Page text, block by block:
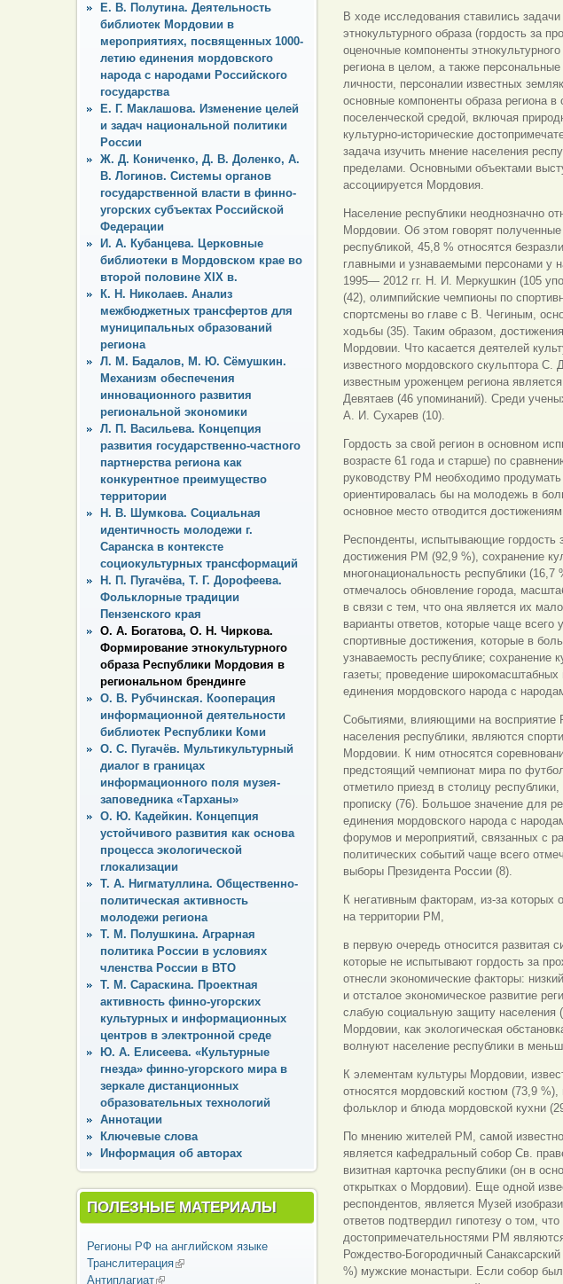
Е. В. Полутина. Деятельность
библиотек Мордовии в
мероприятиях, посвященных 1000-
летию единения мордовского
народа с народами Российского
государства
Е. Г. Маклашова. Изменение целей
и задач национальной политики
России
Ж. Д. Кониченко, Д. В. Доленко, А.
В. Логинов. Системы органов
государственной власти в финно-
угорских субъектах Российской
Федерации
И. А. Кубанцева. Церковные
библиотеки в Мордовском крае во
второй половине XIX в.
К. Н. Николаев. Анализ
межбюджетных трансфертов для
муниципальных образований
региона
Л. М. Бадалов, М. Ю. Сёмушкин.
Механизм обеспечения
инновационного развития
региональной экономики
Л. П. Васильева. Концепция
развития государственно-частного
партнерства региона как
конкурентное преимущество
территории
Н. В. Шумкова. Социальная
идентичность молодежи г.
Саранска в контексте
социокультурных трансформаций
Н. П. Пугачёва, Т. Г. Дорофеева.
Фольклорные традиции
Пензенского края
О. А. Богатова, О. Н. Чиркова.
Формирование этнокультурного
образа Республики Мордовия в
региональном брендинге
О. В. Рубчинская. Кооперация
информационной деятельности
библиотек Республики Коми
О. С. Пугачёв. Мультикультурный
диалог в границах
информационного поля музея-
заповедника «Тарханы»
О. Ю. Кадейкин. Концепция
устойчивого развития как основа
процесса экологической
глокализации
Т. А. Нигматуллина. Общественно-
политическая активность
молодежи региона
Т. М. Полушкина. Аграрная
политика России в условиях
членства России в ВТО
Т. М. Сараскина. Проектная
активность финно-угорских
культурных и информационных
центров в электронной среде
Ю. А. Елисеева. «Культурные
гнезда» финно-угорского мира в
зеркале дистанционных
образовательных технологий
Аннотации
Ключевые слова
Информация об авторах
ПОЛЕЗНЫЕ МАТЕРИАЛЫ
Регионы РФ на английском языке
Транслитерация(внешняя ссылка)
Антиплагиат(внешняя ссылка)
В ходе исследования ставились
этнокультурного образа (гордость за
оценочные компоненты
региона в целом, а также
личности, персоналии известных
основные компоненты образа региона
поселенческой средой, включая
культурно-исторические
задача изучить мнение населения
пределами. Основными объектами
ассоциируется Мордовия.
Население республики неоднозначно
Мордовии. Об этом говорят
республикой, 45,8 % относятся
главными и узнаваемыми персонами у
1995— 2012 гг. Н. И. Меркушкин (105
(42), олимпийские чемпионы по
спортсмены во главе с В. Чегиным,
ходьбы (35). Таким образом,
Мордовии. Что касается деятелей
известного мордовского скульптора
известным уроженцем региона
Девятаев (46 упоминаний). Среди
А. И. Сухарев (10).
Гордость за свой регион в основном
возрасте 61 года и старше) по
руководству РМ необходимо
ориентировалась бы на молодежь в
основное место отводится
Респонденты, испытывающие гордость
достижения РМ (92,9 %), сохранение
многонациональность республики
отмечалось обновление города,
в связи с тем, что она является их
варианты ответов, которые чаще
спортивные достижения, которые в
узнаваемость республике; сохранение
газеты; проведение
единения мордовского народа с
Событиями, влияющими на восприятие
населения республики, являются
Мордовии. К ним относятся
предстоящий чемпионат мира по
отметило приезд в столицу
прописку (76). Большое значение для
единения мордовского народа с
форумов и мероприятий, связанных с
политических событий чаще всего
выборы Президента России (8).
К негативным факторам, из-за
на территории РМ,
в первую очередь относится развитая
которые не испытывают гордость за
отнесли экономические факторы:
и отсталое экономическое развитие
слабую социальную защиту населения
Мордовии, как экологическая
волнуют население республики в
К элементам культуры Мордовии,
относятся мордовский костюм (73,9
фольклор и блюда мордовской кухни
По мнению жителей РМ, самой
является кафедральный собор Св.
визитная карточка республики (он в
открытках о Мордовии). Еще одной
респондентов, является Музей
ответов подтвердил гипотезу о том,
достопримечательностями РМ
Рождество-Богородичный
%) мужские монастыри. Если собор